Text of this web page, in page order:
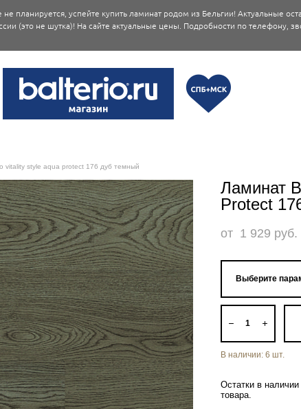
планируется, успейте купить ламинат родом из Бельгии! Актуальные
(это не шутка)! На сайте актуальные цены. Подробности по телефону,
vitality style aqua protect 176 дуб темный
Ламинат
Protect
от 1 929 pуб.
Выберите
В наличии: 6 шт.
Остатки в
товара.